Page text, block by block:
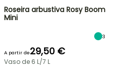
Roseira arbustiva Rosy Boom
Mini
3
A partir de29,50 €
Vaso de 6 L/7 L